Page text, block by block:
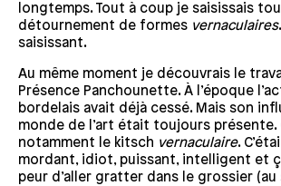
longtemps. Tout à coup je saisissais
détournement de formes vernaculaires
saisissant.
Au même moment je découvrais le
Présence Panchounette. À l’époque
bordelais avait déjà cessé. Mais son
monde de l’art était toujours présente.
notamment le kitsch vernaculaire.
mordant, idiot, puissant, intelligent et
peur d’aller gratter dans le grossier (au